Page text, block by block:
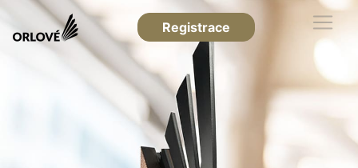
Registrace